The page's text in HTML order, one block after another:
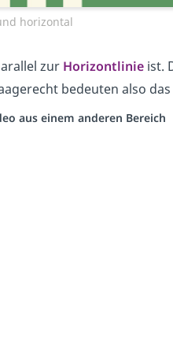
horizontal
zur Horizontlinie ist.
bedeuten also das
aus einem anderen Bereich